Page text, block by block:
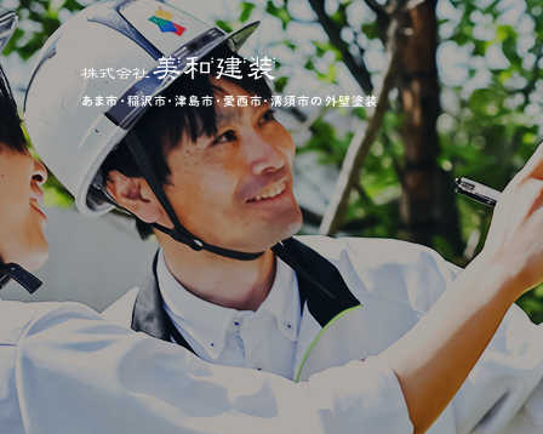
あま市・稲沢市・津島市・愛西市・清須市の外壁塗装